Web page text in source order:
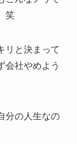
笑
リと決まって
会社やめよう
分の人生なの